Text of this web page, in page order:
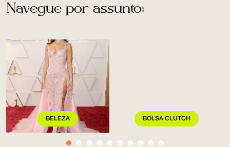
Navegue por assunto:
BELEZA BOLSA CLUTCH